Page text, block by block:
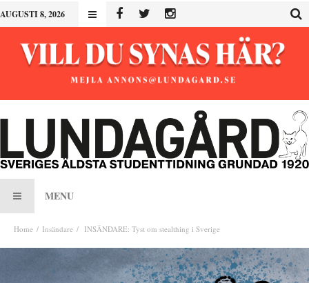
AUGUSTI 8, 2026
MENU
Home Insändare INSÄNDARE: Tyst om stealthing i Sverige